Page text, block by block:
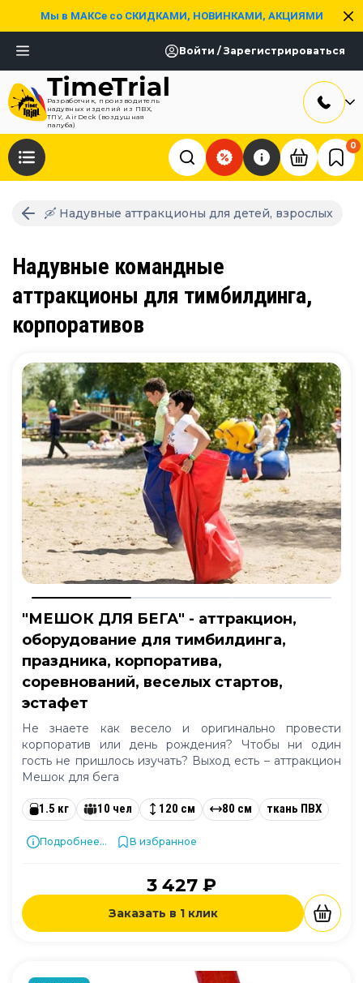
Мы в МАКСе со СКИДКАМИ, НОВИНКАМИ, АКЦИЯМИ
Войти / Зарегистрироваться
Разработчик, производитель
надувных изделий из ПВХ,
ТПУ, AirDeck (воздушная
палуба)
0
🛶 Надувные аттракционы для детей, взрослых
Надувные командные
аттракционы для тимбилдинга,
корпоративов
"МЕШОК ДЛЯ БЕГА" - аттракцион,
оборудование для тимбилдинга,
праздника, корпоратива,
соревнований, веселых стартов,
эстафет
Не знаете как весело и оригинально провести
корпоратив или день рождения? Чтобы ни один
гость не пришлось изучать? Выход есть – аттракцион
Мешок для бега
1.5 кг 10 чел 120 см 80 см ткань ПВХ
Подробнее... В избранное
3 427 ₽
Заказать в 1 клик